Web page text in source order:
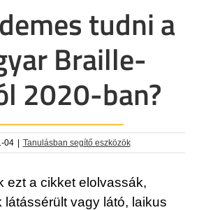
tudni a
Braille-
2020-ban?
04 | Tanulásban segítő eszközök
ezt a cikket elolvassák,
látássérült vagy látó, laikus